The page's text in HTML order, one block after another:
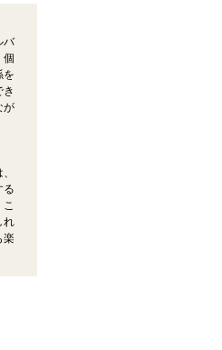
バ
個
を
き
が
る
こ
れ
楽